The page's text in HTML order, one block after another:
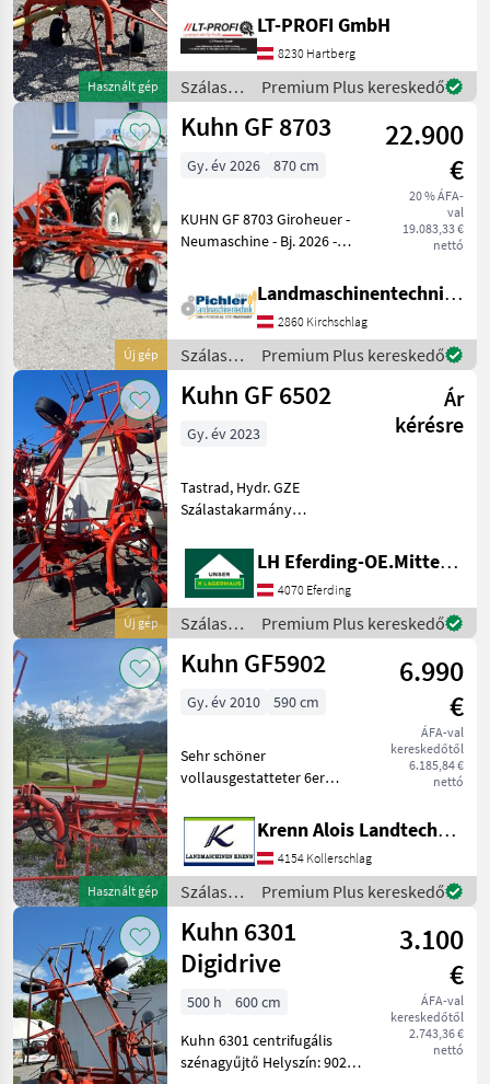
Használt gép
inkl. Zapfwelle -inkl. hydr.
Klappung -sofort verfügbar
-sofort einsatzbereit
Maschine zu besichtige
LT-PROFI GmbH
8230 Hartberg
Szálastakarmány
betakarítók
/ Kuhn
Premium Plus kereskedő
Új gép
Kuhn GF 8703
22.900
€
20 % ÁFA-
val
19.083,33 €
nettó
Gy. év 2026 870 cm
KUHN GF 8703 Giroheuer -
Neumaschine - Bj. 2026 -
DIN - 8 OPTITEDD - Kreisel
mit 6 Zinkenarmen -
Hydraulische
Vorgewendeaushebung -
HL
Landmaschinentechnik Pichler GmbH
2860 Kirchschlag
Szálastakarmány
betakarítók
/ Kuhn
Premium Plus kereskedő
Új gép
Kuhn GF 6502
Ár
kérésre
Gy. év 2023
Tastrad, Hydr. GZE
Szálastakarmány
LH Eferding-OE.Mitte, Eferding
4070 Eferding
Szálastakarmány
betakarítók
/ Kuhn
Premium Plus kereskedő
Használt gép
Kuhn GF5902
6.990
€
ÁFA-val
kereskedőtől
6.185,84 €
nettó
Gy. év 2010 590 cm
Sehr schöner
vollausgestatteter 6er
Szálastakarmány
betakarítók Rendkezelő
Krenn Alois Landtechnik GmbH
4154 Kollerschlag
Szálastakarmány
betakarítók
/ Kuhn
Premium Plus kereskedő
Kuhn 6301
Digidrive
3.100
€
ÁFA-val
kereskedőtől
2.743,36 €
nettó
500 h
600 cm
Kuhn 6301 centrifugális
szénagyűjtő Helyszín: 9020